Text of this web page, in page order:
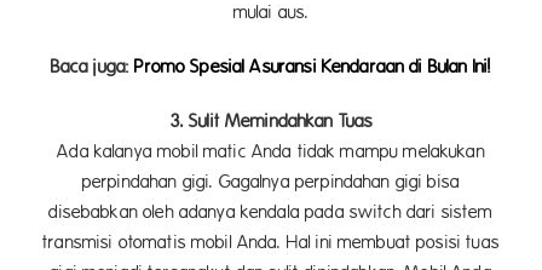
mulai aus.
Baca juga:Promo Spesial Asuransi Kendaraan di Bulan Ini!
3. Sulit Memindahkan Tuas
Ada kalanya mobil matic Anda tidak mampu melakukan
perpindahan gigi. Gagalnya perpindahan gigi bisa
disebabkan oleh adanya kendala pada switch dari sistem
transmisi otomatis mobil Anda. Hal ini membuat posisi tuas